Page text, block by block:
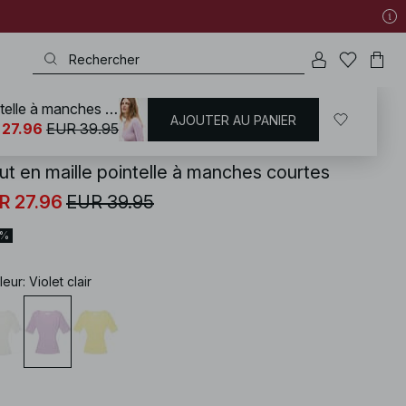
/ T-shirts | Tops / Hauts en maille
en maille pointelle à manches courtes
27.96 EUR 39.95
: Violet clair
Haut en maille pointelle à manches courtes
27.96 EUR 39.95 AJOUTER AU PANIER